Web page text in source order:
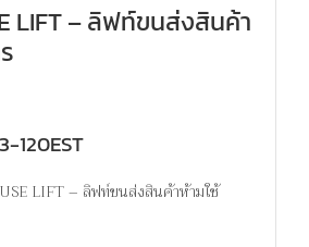
LIFT – ลิฟท์ขนส่งสินค้า
120EST
LIFT – ลิฟท์ขนส่งสินค้าห้ามใช้